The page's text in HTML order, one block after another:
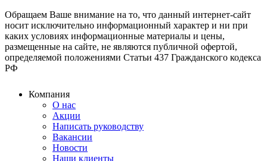
Обращаем Ваше внимание на то, что данный интернет-сайт
носит исключительно информационный характер и ни при
каких условиях информационные материалы и цены,
размещенные на сайте, не являются публичной офертой,
определяемой положениями Статьи 437 Гражданского кодекса
РФ
Компания
О нас
Акции
Написать руководству
Вакансии
Новости
Наши клиенты